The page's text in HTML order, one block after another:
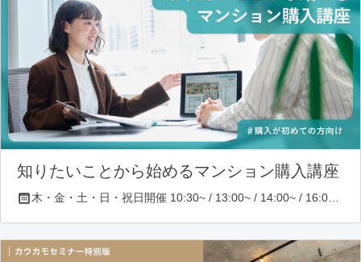
知りたいことから始めるマンション購入講座
木・金・土・日・祝日開催 10:30~ / 13:00~ / 14:00~ / 16:00~ / 17:00~/ 18:30~/ 19:30~